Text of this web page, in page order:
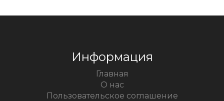
Информация
Главная
О нас
Пользовательское соглашение